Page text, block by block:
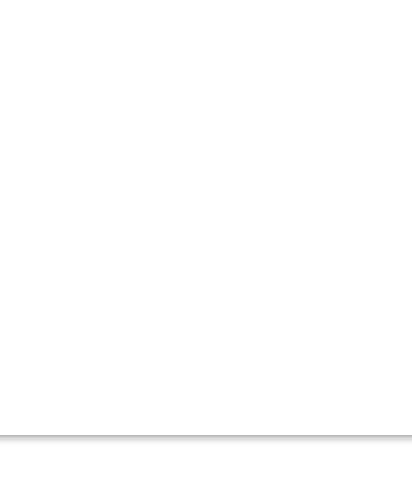
respected négociants. Each one is hand-